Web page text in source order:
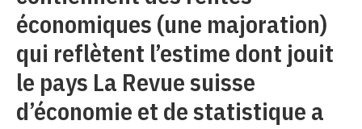
économiques (une majoration)
qui reflètent l’estime dont jouit
le pays La Revue suisse
d’économie et de statistique a